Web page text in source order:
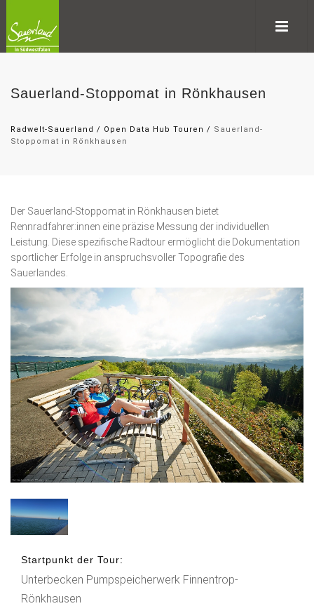
Sauerland-Stoppomat in Rönkhausen
Radwelt-Sauerland / Open Data Hub Touren / Sauerland-
Stoppomat in Rönkhausen
Der Sauerland-Stoppomat in Rönkhausen bietet
Rennradfahrer:innen eine präzise Messung der individuellen
Leistung. Diese spezifische Radtour ermöglicht die Dokumentation
sportlicher Erfolge in anspruchsvoller Topografie des
Sauerlandes.
Startpunkt der Tour:
Unterbecken Pumpspeicherwerk Finnentrop-
Rönkhausen